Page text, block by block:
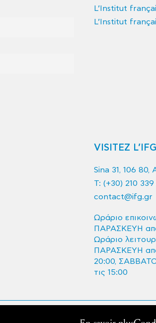
L’Institut
L’Institut
VISITEZ L’IFG
Sina 31, 106 80,
T: (+30) 210
contact@ifg.gr
Ωράριο
ΠΑΡΑΣΚΕΥΗ
Ωράριο
ΠΑΡΑΣΚΕΥΗ
20:00,
τις 15:00